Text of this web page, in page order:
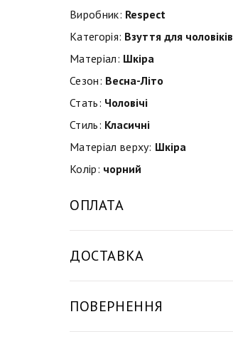
Виробник: Respect
Категорія: Взуття для чоловіків
Матеріал: Шкіра
Сезон: Весна-Літо
Стать: Чоловічі
Стиль: Класичні
Матеріал верху: Шкіра
Колір: чорний
ОПЛАТА
ДОСТАВКА
ПОВЕРНЕННЯ